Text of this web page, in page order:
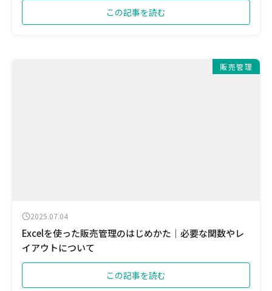
この記事を読む
販売管理
2025.07.04
Excelを使った販売管理のはじめかた｜必要な関数やレ
イアウトについて
この記事を読む